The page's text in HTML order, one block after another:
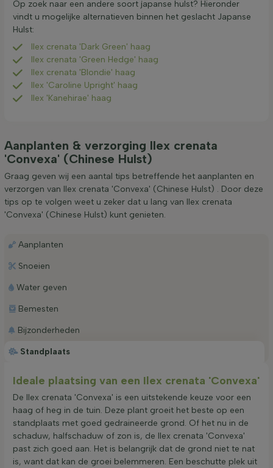
Op zoek naar een andere soort japanse hulst? Hieronder
vindt u mogelijke alternatieven binnen het geslacht Japanse
Hulst:
Ilex crenata 'Dark Green' haag
Ilex crenata 'Green Hedge' haag
Ilex crenata 'Blondie' haag
Ilex 'Caroline Upright' haag
Ilex 'Kanehirae' haag
Aanplanten & verzorging Ilex crenata
'Convexa' (Chinese Hulst)
Graag geven wij een aantal tips betreffende het aanplanten en
verzorgen van Ilex crenata 'Convexa' (Chinese Hulst) . Door deze
tips op te volgen weet u zeker dat u lang van Ilex crenata
'Convexa' (Chinese Hulst) kunt genieten.
Standplaats
Aanplanten
Snoeien
Water geven
Bemesten
Bijzonderheden
Ideale plaatsing van een Ilex crenata 'Convexa'
De Ilex crenata 'Convexa' is een uitstekende keuze voor een
haag of heg in de tuin. Deze plant groeit het beste op een
standplaats met goed gedraineerde grond. Of het nu in de
schaduw, halfschaduw of zon is, de Ilex crenata 'Convexa'
past zich goed aan. Het is belangrijk dat de grond niet te nat
is, want dat kan de groei belemmeren. Een beschutte plek uit